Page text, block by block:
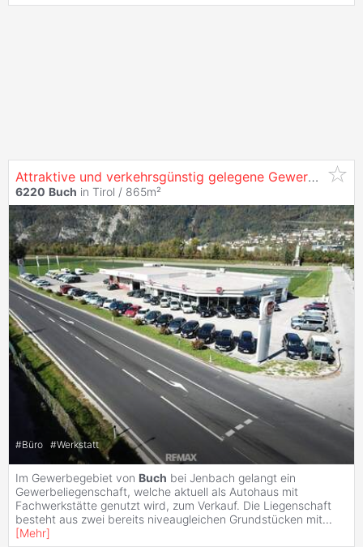
Attraktive und verkehrsgünstig gelegene Gewerbeimmobilie im Tiroler Unterland zu kaufen
6220 Buch in Tirol / 865m²
#Büro #Werkstatt
Im Gewerbegebiet von Buch bei Jenbach gelangt ein
Gewerbeliegenschaft, welche aktuell als Autohaus mit
Fachwerkstätte genutzt wird, zum Verkauf. Die Liegenschaft
besteht aus zwei bereits niveaugleichen Grundstücken mit...
[Mehr]